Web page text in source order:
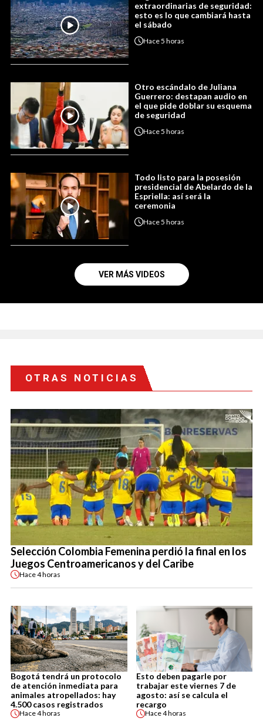
extraordinarias de seguridad:
esto es lo que cambiará hasta
el sábado
Hace5 horas
Otro escándalo de Juliana
Guerrero: destapan audio en
el que pide doblar su esquema
de seguridad
Hace5 horas
Todo listo para la posesión
presidencial de Abelardo de la
Espriella: así será la
ceremonia
Hace5 horas
VER MÁS VIDEOS
OTRAS NOTICIAS
Selección Colombia Femenina perdió la final en los
Juegos Centroamericanos y del Caribe
Hace4 horas
Bogotá tendrá un protocolo
de atención inmediata para
animales atropellados: hay
4.500 casos registrados
Hace4 horas
Esto deben pagarle por
trabajar este viernes 7 de
agosto: así se calcula el
recargo
Hace4 horas